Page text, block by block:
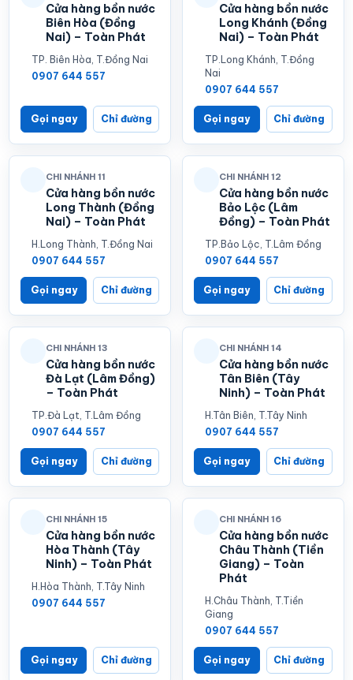
Cửa hàng bồn nước
Biên Hòa (Đồng
Nai) – Toàn Phát
TP. Biên Hòa, T.Đồng Nai
0907 644 557
Gọi ngay Chỉ đường
Cửa hàng bồn nước
Long Khánh (Đồng
Nai) – Toàn Phát
TP.Long Khánh, T.Đồng
Nai
0907 644 557
Gọi ngay Chỉ đường
CHI NHÁNH 11
Cửa hàng bồn nước
Long Thành (Đồng
Nai) – Toàn Phát
H.Long Thành, T.Đồng Nai
0907 644 557
Gọi ngay Chỉ đường
CHI NHÁNH 12
Cửa hàng bồn nước
Bảo Lộc (Lâm
Đồng) – Toàn Phát
TP.Bảo Lộc, T.Lâm Đồng
0907 644 557
Gọi ngay Chỉ đường
CHI NHÁNH 13
Cửa hàng bồn nước
Đà Lạt (Lâm Đồng)
– Toàn Phát
TP.Đà Lạt, T.Lâm Đồng
0907 644 557
Gọi ngay Chỉ đường
CHI NHÁNH 14
Cửa hàng bồn nước
Tân Biên (Tây
Ninh) – Toàn Phát
H.Tân Biên, T.Tây Ninh
0907 644 557
Gọi ngay Chỉ đường
CHI NHÁNH 15
Cửa hàng bồn nước
Hòa Thành (Tây
Ninh) – Toàn Phát
H.Hòa Thành, T.Tây Ninh
0907 644 557
Gọi ngay Chỉ đường
CHI NHÁNH 16
Cửa hàng bồn nước
Châu Thành (Tiền
Giang) – Toàn
Phát
H.Châu Thành, T.Tiền
Giang
0907 644 557
Gọi ngay Chỉ đường